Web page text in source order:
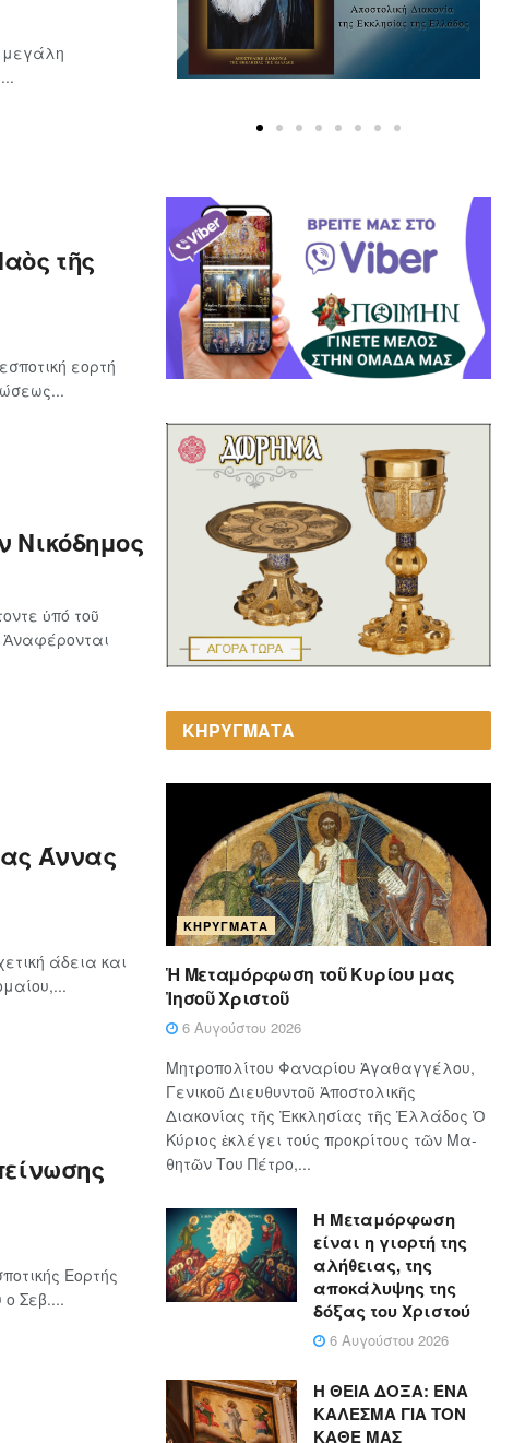
μεγάλη
τῆς
εορτή
Νικόδημος
ὑπό τοῦ
Ἀναφέρονται
Άννας
άδεια και
Εορτής
Σεβ....
ΚΗΡΥΓΜΑΤΑ
ΚΗΡΎΓΜΑΤΑ
Ἡ Μεταμόρφωση τοῦ Κυρίου μας
Ἰησοῦ Χριστοῦ
6 Αυγούστου 2026
Μητροπολίτου Φαναρίου Ἀγαθαγγέλου,
Γενικοῦ Διευθυντοῦ Ἀποστολικῆς
Διακονίας τῆς Ἐκκλησίας τῆς Ἑλλάδος Ὁ
Κύ­ρι­ος ἐκλέγει τούς προ­κρί­τους τῶν Μα­
θη­τῶν Του Πέ­τρο,...
Η Μεταμόρφωση
είναι η γιορτή της
αλήθειας, της
αποκάλυψης της
δόξας του Χριστού
6 Αυγούστου 2026
Η ΘΕΙΑ ΔΟΞΑ: ΈΝΑ
ΚΑΛΕΣΜΑ ΓΙΑ ΤΟΝ
ΚΑΘΕ ΜΑΣ